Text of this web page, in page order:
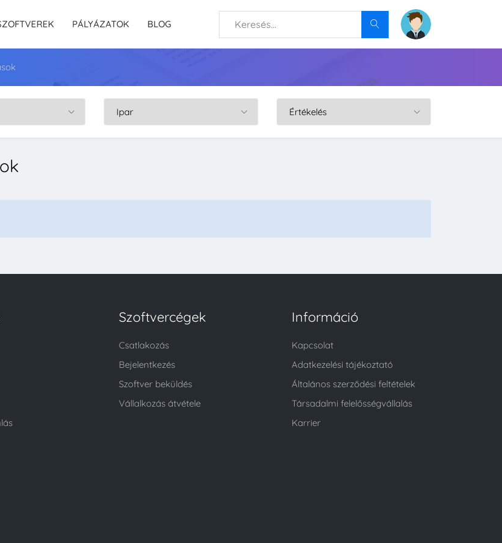
PÁLYÁZATOK BLOG
Szoftvercégek
Csatlakozás
Bejelentkezés
Szoftver beküldés
Vállalkozás átvétele
Információ
Kapcsolat
Adatkezelési tájékoztató
Általános szerződési feltételek
Társadalmi felelősségvállalás
Karrier